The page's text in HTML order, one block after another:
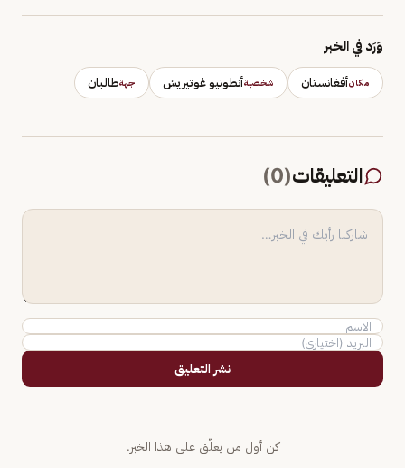
وَرَد في الخبر
مكانأفغانستان شخصيةأنطونيو غوتيريش جهةطالبان
التعليقات(
0
)
نشر التعليق
كن أول من يعلّق على هذا الخبر.